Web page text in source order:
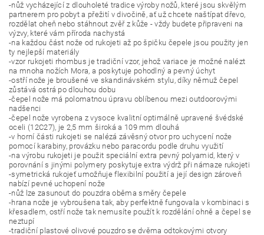
-nůž vycházející z dlouholeté tradice výroby nožů, které jsou skvělým
partnerem pro pobyt a přežití v divočině, ať už chcete naštípat dřevo,
rozdělat oheň nebo stáhnout zvěř z kůže - vždy budete připraveni na
výzvy, které vám příroda nachystá
-na každou část nože od rukojeti až po špičku čepele jsou použity jen
ty nejlepší materiály
-vzor rukojeti rhombus je tradiční vzor, jehož variace je možné nalézt
na mnoha nožích Mora, a poskytuje pohodlný a pevný úchyt
-ostří nože je broušené ve skandinávském stylu, díky němuž čepel
zůstává ostrá po dlouhou dobu
-čepel nože má polomatnou úpravu oblíbenou mezi outdoorovými
nadšenci
-čepel nože vyrobena z vysoce kvalitní optimálně upravené švédské
oceli (12C27), je 2,5 mm široká a 109 mm dlouhá
-v horní části rukojeti se nalézá závěsný otvor pro uchycení nože
pomocí karabiny, provázku nebo paracordu podle druhu využití
-na výrobu rukojeti je použit speciální extra pevný polyamid, který v
porovnání s jinými polymery poskytuje extra výdrž při námaze rukojeti
-symetrická rukojeť umožňuje flexibilní použití a její design zároveň
nabízí pevné uchopení nože
-nůž lze zasunout do pouzdra oběma směry čepele
-hrana nože je vybroušena tak, aby perfektně fungovala v kombinaci s
křesadlem, ostří nože tak nemusíte použít k rozdělání ohně a čepel se
neztupí
-tradiční plastové olivové pouzdro se dvěma odtokovými otvory